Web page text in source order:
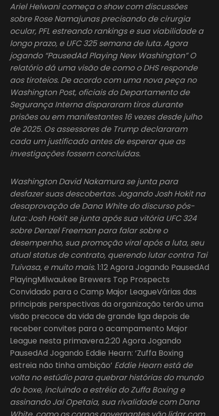
Ariel Helwani começa o show com discussões
sobre Rose Namajunas precisando de cirurgia
ocular, PFL estreando rankings e sua viabilidade a
longo prazo, e UFC 325 semana de luta. Agora
jogando “PausedAd Playing New Washington” O
relatório dá uma visão de como o DHS responde
aos tiroteios. De acordo com uma nova peça no
Washington Post, oficiais do Departamento de
Segurança Interna dispararam tiros durante
prisões ou em manifestantes 16 vezes desde julho
de 2025. Os assessores de Trump declararam
cada um justificado antes de esperar que as
investigações fossem concluídas.
Washington David Nakamura se junta para
desfazer suas descobertas. Jogando Josh Hokit na
desaprovação de Dana White do discurso pós-
luta: Josh Hokit se junta após sua vitória UFC 324
sobre Denzel Freeman para falar sobre o
desempenho, sua promoção viral após a luta, seu
atual status de contrato, querendo lutar contra Tai
Tuivasa, e muito mais.1:12 Agora Jogando PausedAd
PlayingMilwaukee Brewers Top Prospects
Convidado para o Camp Major LeagueVárias das
principais perspectivas da organização terão uma
visão precoce da vida de grande liga depois de
receber convites para o acampamento Major
League nesta primavera.2:20 Agora Jogando
PausedAd Jogando Eddie Hearn: ‘Zuffa Boxing
estreia não tinha ambição’ Eddie Hearn está de
volta no estúdio para quebrar histórias do mundo
do boxe, incluindo a estréia do Zuffa Boxing e
assinando Jai Opetaia, sua rivalidade com Dana